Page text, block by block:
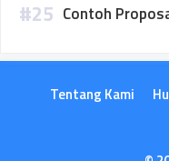
Contoh
Tentang Kami